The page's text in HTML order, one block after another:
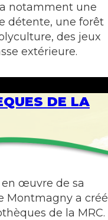
notamment une
détente, une forêt
des jeux
extérieure.
DE LA
œuvre de sa
Montmagny a créé
de la MRC.